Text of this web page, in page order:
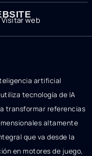
Visitar web
artificial
tecnología de IA
transformar referencias
altamente
que va desde la
en motores de juego,